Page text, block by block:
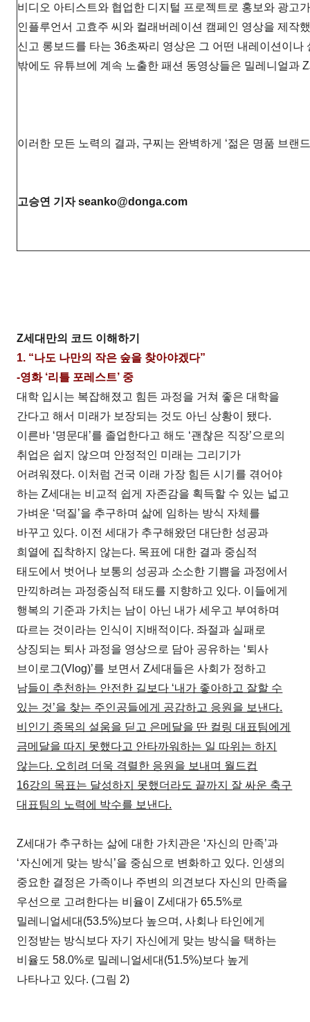
비디오 아티스트와 협업한 디지털 프로젝트로 홍보와 광고
인플루언서 고효주 씨와 컬래버레이션 캠페인 영상을 제작
신고 롱보드를 타는 36초짜리 영상은 그 어떤 내레이션이
밖에도 유튜브에 계속 노출한 패션 동영상들은 밀레니얼과
이러한 모든 노력의 결과, 구찌는 완벽하게 ‘젊은 명품 브랜
고승연 기자 seanko@donga.com
Z세대만의 코드 이해하기
1. “나도 나만의 작은 숲을 찾아야겠다”
-영화 ‘리틀 포레스트’ 중
대학 입시는 복잡해졌고 힘든 과정을 거쳐 좋은 대학을
간다고 해서 미래가 보장되는 것도 아닌 상황이 됐다.
이른바 ‘명문대’를 졸업한다고 해도 ‘괜찮은 직장’으로의
취업은 쉽지 않으며 안정적인 미래는 그리기가
어려워졌다. 이처럼 건국 이래 가장 힘든 시기를 겪어야
하는 Z세대는 비교적 쉽게 자존감을 획득할 수 있는 넓고
가벼운 ‘덕질’을 추구하며 삶에 임하는 방식 자체를
바꾸고 있다. 이전 세대가 추구해왔던 대단한 성공과
희열에 집착하지 않는다. 목표에 대한 결과 중심적
태도에서 벗어나 보통의 성공과 소소한 기쁨을 과정에서
만끽하려는 과정중심적 태도를 지향하고 있다. 이들에게
행복의 기준과 가치는 남이 아닌 내가 세우고 부여하며
따르는 것이라는 인식이 지배적이다. 좌절과 실패로
상징되는 퇴사 과정을 영상으로 담아 공유하는 ‘퇴사
브이로그(Vlog)’를 보면서 Z세대들은 사회가 정하고
남들이 추천하는 안전한 길보다 ‘내가 좋아하고 잘할 수
있는 것’을 찾는 주인공들에게 공감하고 응원을 보낸다.
비인기 종목의 설움을 딛고 은메달을 딴 컬링 대표팀에게
금메달을 따지 못했다고 안타까워하는 일 따위는 하지
않는다. 오히려 더욱 격렬한 응원을 보내며 월드컵
16강의 목표는 달성하지 못했더라도 끝까지 잘 싸운 축구
대표팀의 노력에 박수를 보낸다.
Z세대가 추구하는 삶에 대한 가치관은 ‘자신의 만족’과
‘자신에게 맞는 방식’을 중심으로 변화하고 있다. 인생의
중요한 결정은 가족이나 주변의 의견보다 자신의 만족을
우선으로 고려한다는 비율이 Z세대가 65.5%로
밀레니얼세대(53.5%)보다 높으며, 사회나 타인에게
인정받는 방식보다 자기 자신에게 맞는 방식을 택하는
비율도 58.0%로 밀레니얼세대(51.5%)보다 높게
나타나고 있다. (그림 2)